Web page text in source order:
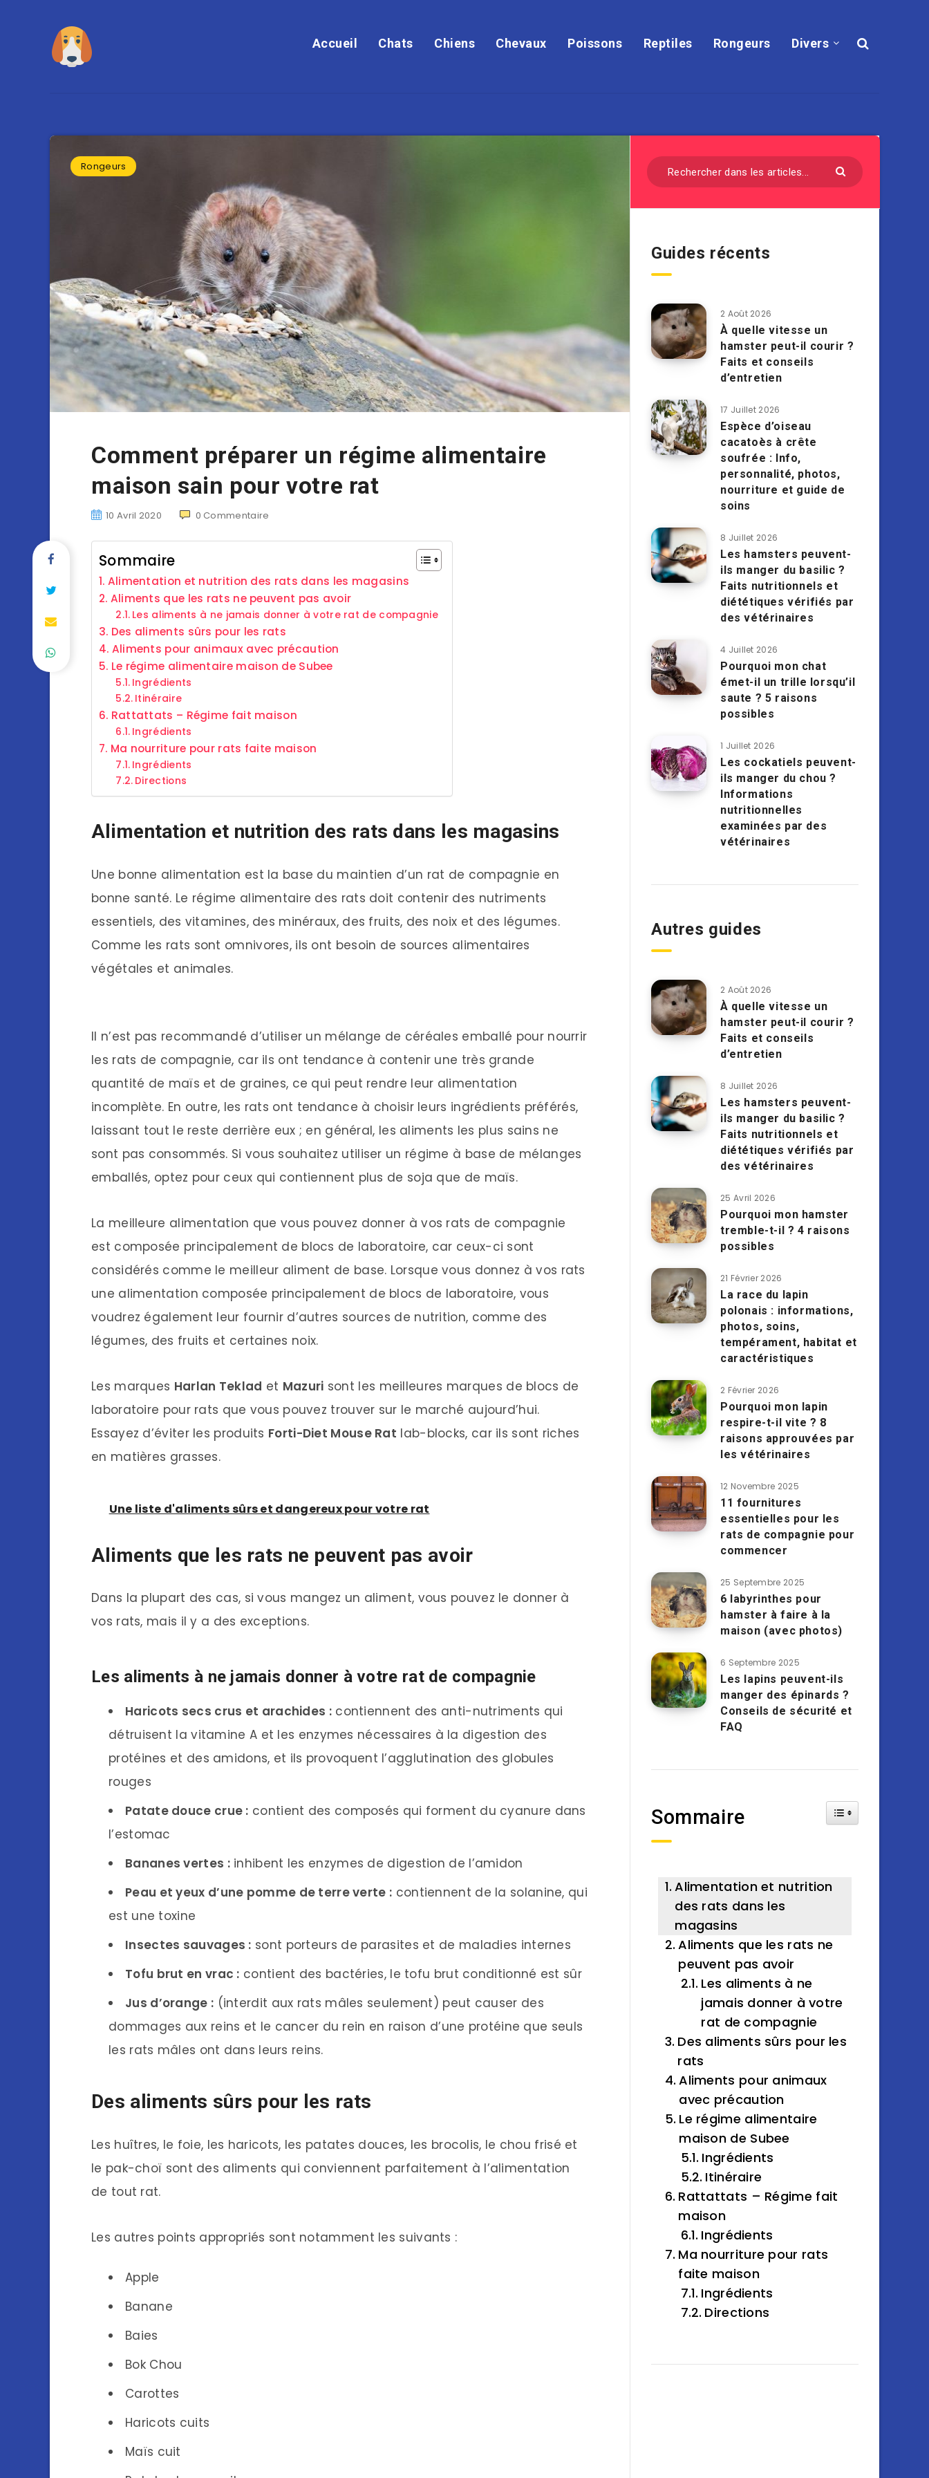
Accueil Chats Chiens Chevaux Poissons Reptiles Rongeurs Divers
Rongeurs
Comment préparer un régime alimentaire
maison sain pour votre rat
10 Avril 2020 0 Commentaire
Sommaire
Alimentation et nutrition des rats dans les magasins
Aliments que les rats ne peuvent pas avoir
Les aliments à ne jamais donner à votre rat de compagnie
Des aliments sûrs pour les rats
Aliments pour animaux avec précaution
Le régime alimentaire maison de Subee
Ingrédients
Itinéraire
Rattattats – Régime fait maison
Ingrédients
Ma nourriture pour rats faite maison
Ingrédients
Directions
Alimentation et nutrition des rats dans les magasins
Une bonne alimentation est la base du maintien d’un rat de compagnie en
bonne santé. Le régime alimentaire des rats doit contenir des nutriments
essentiels, des vitamines, des minéraux, des fruits, des noix et des légumes.
Comme les rats sont omnivores, ils ont besoin de sources alimentaires
végétales et animales.
Il n’est pas recommandé d’utiliser un mélange de céréales emballé pour nourrir
les rats de compagnie, car ils ont tendance à contenir une très grande
quantité de maïs et de graines, ce qui peut rendre leur alimentation
incomplète. En outre, les rats ont tendance à choisir leurs ingrédients préférés,
laissant tout le reste derrière eux ; en général, les aliments les plus sains ne
sont pas consommés. Si vous souhaitez utiliser un régime à base de mélanges
emballés, optez pour ceux qui contiennent plus de soja que de maïs.
La meilleure alimentation que vous pouvez donner à vos rats de compagnie
est composée principalement de blocs de laboratoire, car ceux-ci sont
considérés comme le meilleur aliment de base. Lorsque vous donnez à vos rats
une alimentation composée principalement de blocs de laboratoire, vous
voudrez également leur fournir d’autres sources de nutrition, comme des
légumes, des fruits et certaines noix.
Les marques Harlan Teklad et Mazuri sont les meilleures marques de blocs de
laboratoire pour rats que vous pouvez trouver sur le marché aujourd’hui.
Essayez d’éviter les produits Forti-Diet Mouse Rat lab-blocks, car ils sont riches
en matières grasses.
Une liste d'aliments sûrs et dangereux pour votre rat
Aliments que les rats ne peuvent pas avoir
Dans la plupart des cas, si vous mangez un aliment, vous pouvez le donner à
vos rats, mais il y a des exceptions.
Les aliments à ne jamais donner à votre rat de compagnie
Haricots secs crus et arachides :contiennent des anti-nutriments qui
détruisent la vitamine A et les enzymes nécessaires à la digestion des
protéines et des amidons, et ils provoquent l’agglutination des globules
rouges
Patate douce crue : contient des composés qui forment du cyanure dans
l’estomac
Bananes vertes :inhibent les enzymes de digestion de l’amidon
Peau et yeux d’une pomme de terre verte : contiennent de la solanine, qui
est une toxine
Insectes sauvages : sont porteurs de parasites et de maladies internes
Tofu brut en vrac : contient des bactéries, le tofu brut conditionné est sûr
Jus d’orange : (interdit aux rats mâles seulement) peut causer des
dommages aux reins et le cancer du rein en raison d’une protéine que seuls
les rats mâles ont dans leurs reins.
Des aliments sûrs pour les rats
Les huîtres, le foie, les haricots, les patates douces, les brocolis, le chou frisé et
le pak-choï sont des aliments qui conviennent parfaitement à l’alimentation
de tout rat.
Les autres points appropriés sont notamment les suivants :
Apple
Banane
Baies
Bok Chou
Carottes
Haricots cuits
Maïs cuit
Guides récents
2 Août 2026
À quelle vitesse un
hamster peut-il courir ?
Faits et conseils
d’entretien
17 Juillet 2026
Espèce d’oiseau
cacatoès à crête
soufrée : Info,
personnalité, photos,
nourriture et guide de
soins
8 Juillet 2026
Les hamsters peuvent-
ils manger du basilic ?
Faits nutritionnels et
diététiques vérifiés par
des vétérinaires
4 Juillet 2026
Pourquoi mon chat
émet-il un trille lorsqu’il
saute ? 5 raisons
possibles
1 Juillet 2026
Les cockatiels peuvent-
ils manger du chou ?
Informations
nutritionnelles
examinées par des
vétérinaires
Autres guides
2 Août 2026
À quelle vitesse un
hamster peut-il courir ?
Faits et conseils
d’entretien
8 Juillet 2026
Les hamsters peuvent-
ils manger du basilic ?
Faits nutritionnels et
diététiques vérifiés par
des vétérinaires
25 Avril 2026
Pourquoi mon hamster
tremble-t-il ? 4 raisons
possibles
21 Février 2026
La race du lapin
polonais : informations,
photos, soins,
tempérament, habitat et
caractéristiques
2 Février 2026
Pourquoi mon lapin
respire-t-il vite ? 8
raisons approuvées par
les vétérinaires
12 Novembre 2025
11 fournitures
essentielles pour les
rats de compagnie pour
commencer
25 Septembre 2025
6 labyrinthes pour
hamster à faire à la
maison (avec photos)
6 Septembre 2025
Les lapins peuvent-ils
manger des épinards ?
Conseils de sécurité et
FAQ
Sommaire Toggle Table of
Alimentation et nutrition
des rats dans les
magasins
Aliments que les rats ne
peuvent pas avoir
Les aliments à ne
jamais donner à votre
rat de compagnie
Des aliments sûrs pour les
rats
Aliments pour animaux
avec précaution
Le régime alimentaire
maison de Subee
Ingrédients
Itinéraire
Rattattats – Régime fait
maison
Ingrédients
Ma nourriture pour rats
faite maison
Ingrédients
Directions